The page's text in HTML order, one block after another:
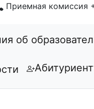
Приемная комиссия
об